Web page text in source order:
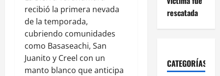
recibió la primera nevada
de la temporada,
cubriendo comunidades
como Basaseachi, San
Juanito y Creel con un
manto blanco que anticipa
rescatada
CATEGORÍAS